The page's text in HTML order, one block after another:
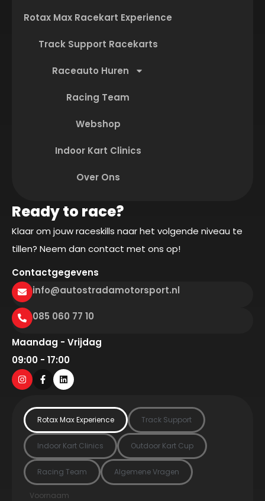
Rotax Max Racekart Experience
Track Support Racekarts
Raceauto Huren
Racing Team
Webshop
Indoor Kart Clinics
Over Ons
Ready to race?
Klaar om jouw raceskills naar het volgende niveau te
tillen? Neem dan contact met ons op!
Contactgegevens
info@autostradamotorsport.nl
085 060 77 10
Maandag - Vrijdag
09:00 - 17:00
Rotax Max Experience Track Support
Indoor Kart Clinics Outdoor Kart Cup
Racing Team Algemene Vragen
Voornaam